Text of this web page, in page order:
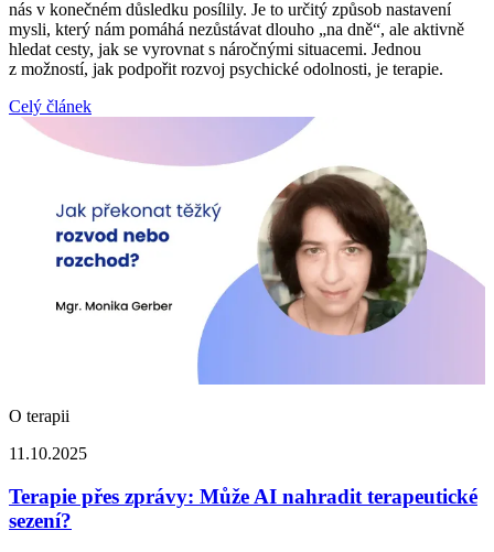
nás v konečném důsledku posílily. Je to určitý způsob nastavení
mysli, který nám pomáhá nezůstávat dlouho „na dně“, ale aktivně
hledat cesty, jak se vyrovnat s náročnými situacemi. Jednou
z možností, jak podpořit rozvoj psychické odolnosti, je terapie.
Celý článek
O terapii
11.10.2025
Terapie přes zprávy: Může AI nahradit terapeutické
sezení?